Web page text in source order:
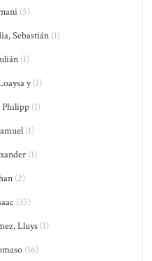
(5)
Sebastián(1)
(1)
y(1)
Philipp(1)
(1)
(1)
(2)
(35)
Lluys(1)
(16)